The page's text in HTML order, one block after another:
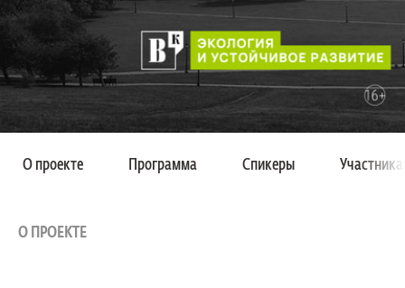
О проекте Программа Спикеры
О ПРОЕКТЕ